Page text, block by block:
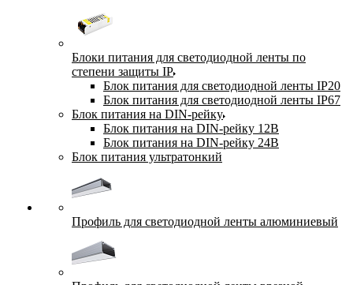
Блоки питания для светодиодной ленты по
степени защиты IP
Блок питания для светодиодной ленты IP20
Блок питания для светодиодной ленты IP67
Блок питания на DIN-рейку
Блок питания на DIN-рейку 12В
Блок питания на DIN-рейку 24В
Блок питания ультратонкий
Профиль для светодиодной ленты алюминиевый